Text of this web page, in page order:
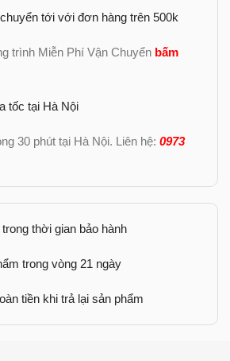
tới với đơn hàng trên 500k
trình Miễn Phí Vận Chuyển bấm
tốc tại Hà Nội
30 phút tại Hà Nội. Liên hệ:0973
thời gian bảo hành
trong vòng 21 ngày
tiền khi trả lại sản phẩm